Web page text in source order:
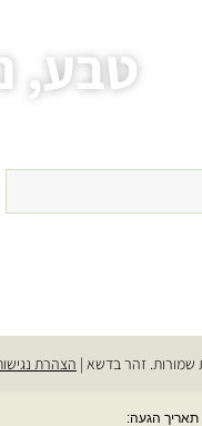
טבע,
הצהרת
תאריך הגעה: